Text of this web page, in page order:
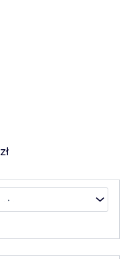
złZakres
od
27000,00 zł
35100,00 zł